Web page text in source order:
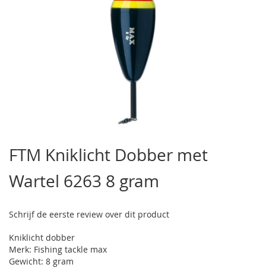
het
begin
van
de
gallerij
FTM Kniklicht Dobber met
Wartel 6263 8 gram
Schrijf de eerste review over dit product
Kniklicht dobber
Merk: Fishing tackle max
Gewicht: 8 gram